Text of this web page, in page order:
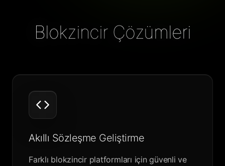
Blokzincir Çözümleri
Akıllı Sözleşme Geliştirme
Farklı blokzincir platformları için güvenli ve